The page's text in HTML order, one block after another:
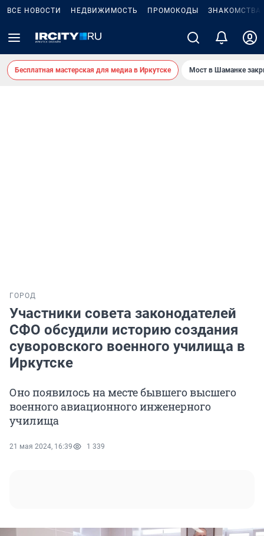
ВСЕ НОВОСТИ НЕДВИЖИМОСТЬ ПРОМОКОДЫ ЗНАКОМСТВА
Бесплатная мастерская для медиа в Иркутске Мост в Шаманке
ГОРОД
Участники совета законодателей
СФО обсудили историю создания
суворовского военного училища в
Иркутске
Оно появилось на месте бывшего высшего
военного авиационного инженерного
училища
21 мая 2024, 16:39 1 339